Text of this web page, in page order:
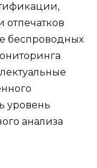
беспроводных
уровень
анализа